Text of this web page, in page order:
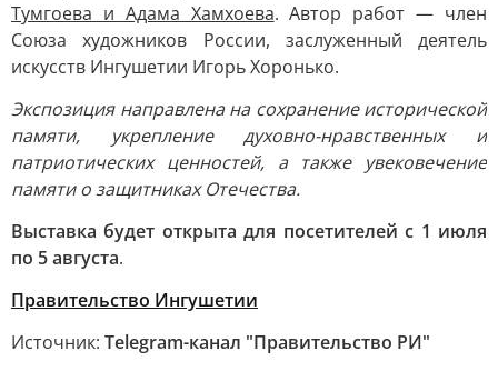
Тумгоева и Адама Хамхоева. Автор работ — член
Союза художников России, заслуженный деятель
искусств Ингушетии Игорь Хоронько.
Экспозиция направлена на сохранение исторической
памяти, укрепление духовно-нравственных и
патриотических ценностей, а также увековечение
памяти о защитниках Отечества.
Выставка будет открыта для посетителей с 1 июля
по 5 августа.
Правительство Ингушетии
Источник: Telegram-канал "Правительство РИ"